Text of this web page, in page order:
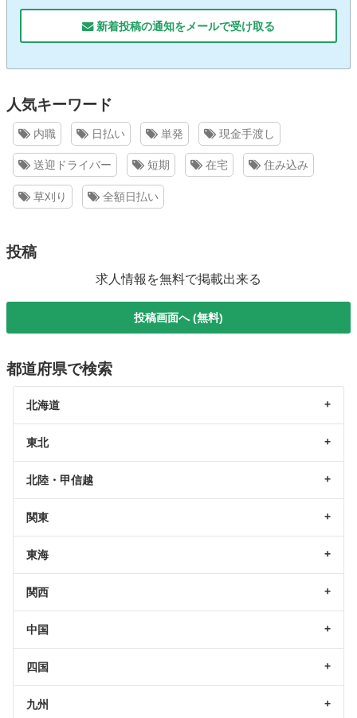
新着投稿の通知をメールで受け取る
人気キーワード
内職 日払い 単発 現金手渡し
送迎ドライバー 短期 在宅 住み込み
草刈り 全額日払い
投稿
求人情報を無料で掲載出来る
投稿画面へ (無料)
都道府県で検索
北海道
東北
北陸・甲信越
関東
東海
関西
中国
四国
九州